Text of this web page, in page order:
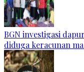
BGN investigasi
diduga keracunan